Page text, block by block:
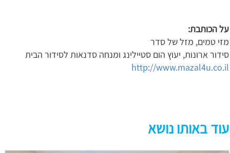
על הכותבת:
מזי טמים, מזל של סדר
סידור ארונות, יעוץ הום סטיילינג ומנחה סדנאות לסידור הבית
http://www.mazal4u.co.il
עוד באותו נושא